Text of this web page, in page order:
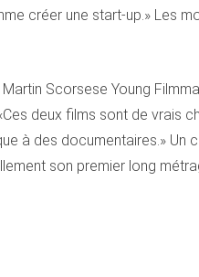
créer une start-up.»
Scorsese Young
deux films sont de vrais
à des documentaires.» Un
son premier long